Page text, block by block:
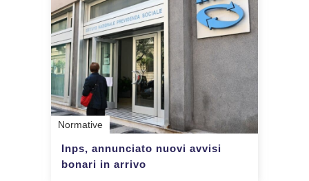
Normative
Inps, annunciato nuovi avvisi
bonari in arrivo